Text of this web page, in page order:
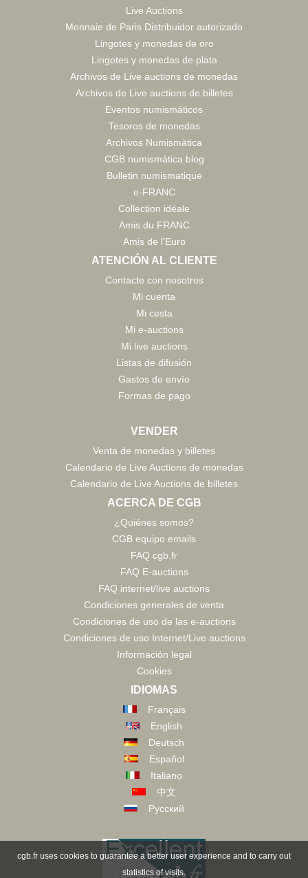
Live Auctions
Monnaie de Paris Distribuidor autorizado
Lingotes y monedas de oro
Lingotes y monedas de plata
Archivos de Live auctions de monedas
Archivos de Live auctions de billetes
Eventos numismáticos
Tesoros de monedas
Archivos Numismàtica
CGB numismàtica blog
Bulletin numismatique
e-FRANC
Collection idéale
Amis du FRANC
Amis de l'Euro
ATENCIÓN AL CLIENTE
Contacte con nosotros
Mi cuenta
Mi cesta
Mi e-auctions
Mi live auctions
Listas de difusión
Gastos de envío
Formas de pago
VENDER
Venta de monedas y billetes
Calendario de Live Auctions de monedas
Calendario de Live Auctions de billetes
ACERCA DE CGB
¿Quiénes somos?
CGB equipo emails
FAQ cgb.fr
FAQ E-auctions
FAQ internet/live auctions
Condiciones generales de venta
Condiciones de uso de las e-auctions
Condiciones de uso Internet/Live auctions
Información legal
Cookies
IDIOMAS
Français
English
Deutsch
Español
Italiano
中文
Русский
cgb.fr uses cookies to guarantee a better user experience and to carry out
statistics of visits.